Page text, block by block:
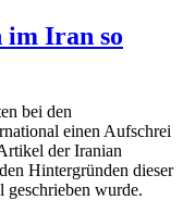
im Iran so
bei den
einen Aufschrei
der Iranian
Hintergründen dieser
geschrieben wurde.